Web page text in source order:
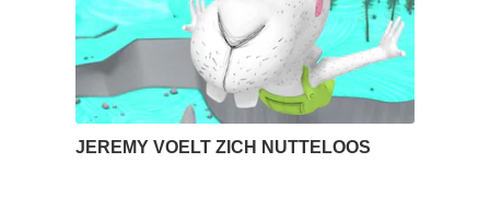
JEREMY VOELT ZICH NUTTELOOS